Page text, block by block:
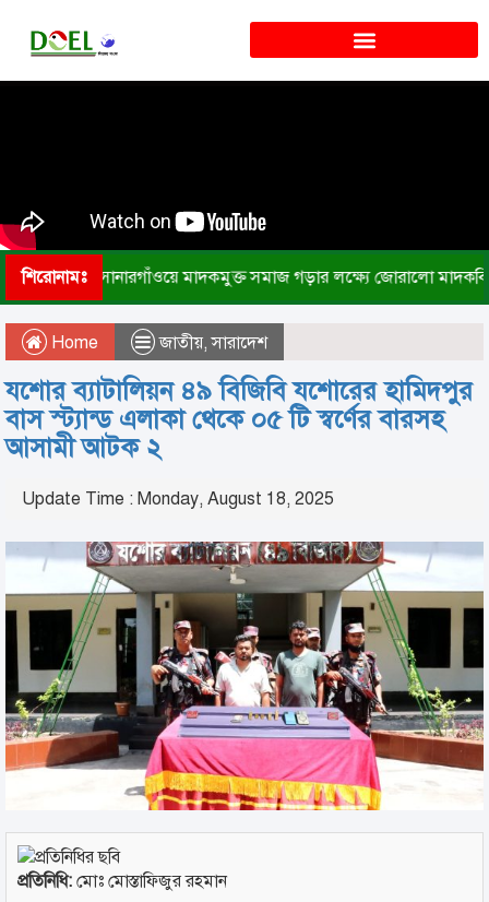
শিরোনামঃ সোনারগাঁওয়ে মাদকমুক্ত সমাজ গড়ার লক্ষ্যে জোরালো
Home জাতীয়,সারাদেশ
যশোর ব্যাটালিয়ন ৪৯ বিজিবি যশোরের হামিদপুর
বাস স্ট্যান্ড এলাকা থেকে ০৫ টি স্বর্ণের বারসহ
আসামী আটক ২
Update Time : Monday, August 18, 2025
প্রতিনিধি: মোঃ মোস্তাফিজুর রহমান